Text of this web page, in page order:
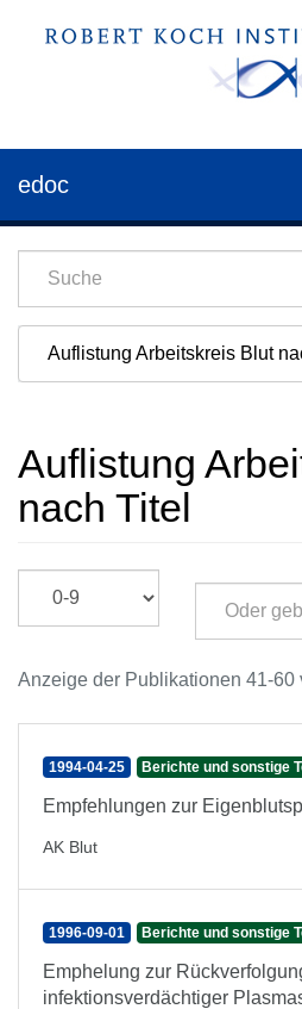
edoc
Auflistung Arbeitskreis Blut
Auflistung
nach Titel
Anzeige der Publikationen 41-60
1994-04-25 Berichte und sonstige
Empfehlungen zur
AK Blut
1996-09-01 Berichte und sonstige
Emphelung zur
infektionsverdächtiger